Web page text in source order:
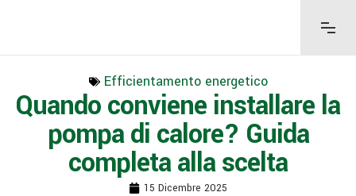
Efficientamento energetico
Quando conviene installare la
pompa di calore? Guida
completa alla scelta
15 Dicembre 2025